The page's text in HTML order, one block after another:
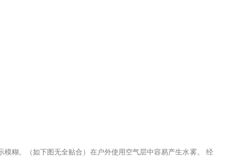
。（如下图无全贴合）在户外使用空气层中容易产生水雾。 经